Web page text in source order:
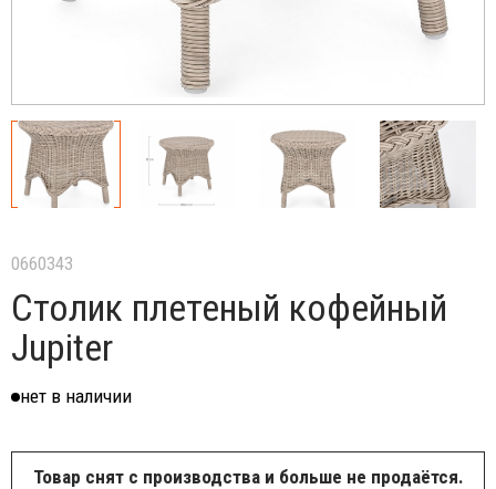
0660343
Столик плетеный кофейный
Jupiter
нет в наличии
Товар снят с производства и больше не продаётся.